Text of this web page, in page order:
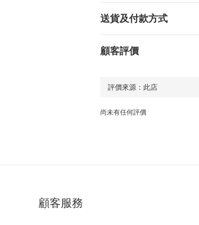
送貨及付款方式
顧客評價
尚未有任何評價
顧客服務